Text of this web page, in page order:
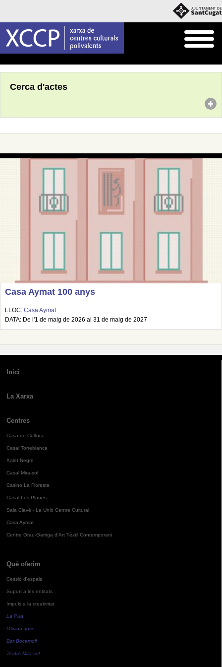
Cerca d'actes
Casa Aymat 100 anys
LLOC: Casa Aymat
DATA: De l'1 de maig de 2026 al 31 de maig de 2027
Inici
La Xarxa
Centres
Casa de Cultura
Casal Torreblanca
Xalet Negre
Casal Mira-sol
Casino La Floresta
Casal Les Planes
Sala Clavé - La Unió Centre Cultural
Casa Aymat
Centre Grau-Garriga d'Art Tèxtil Contemporani
Què oferim
Cessió d'espais
Suport a les entitats
Impuls a la creativitat
La Pua
Oficina Jove
Bar Bocamoll
Teatre Mira-sol